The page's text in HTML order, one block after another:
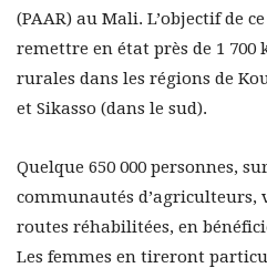
(PAAR) au Mali. L’objectif de
remettre en état près de 1 700
rurales dans les régions de
et Sikasso (dans le sud).
Quelque 650 000 personnes,
communautés d’agriculteurs,
routes réhabilitées, en
Les femmes en tireront